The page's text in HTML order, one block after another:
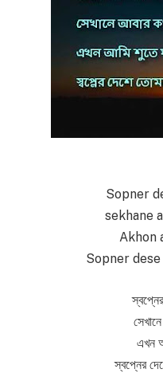
Sopner
sekhane
Akhon
Sopner
এখন
স্বপ্নের